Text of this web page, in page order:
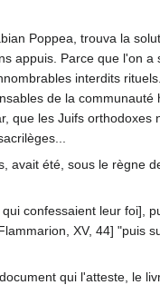
Poppea, trouva la
appuis. Parce que l'on
interdits
de la
que les Juifs
avait été, sous le règne
confessaient leur foi],
Flammarion, XV, 44] "puis
qui l'atteste, le